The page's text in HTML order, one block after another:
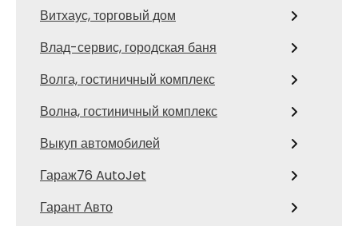
Витхаус, торговый дом
Влад-сервис, городская баня
Волга, гостиничный комплекс
Волна, гостиничный комплекс
Выкуп автомобилей
Гараж76 AutoJet
Гарант Авто